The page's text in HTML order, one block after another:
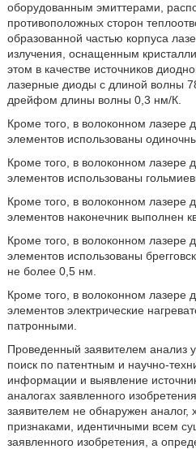
оборудованным эмиттерами,
противоположных сторон
образованной частью корпуса
излучения, оснащенным
этом в качестве источников
лазерные диоды с длиной волны
дрейфом длины волны 0,3 нм/К.
Кроме того, в волоконном лазере
элементов использованы
Кроме того, в волоконном лазере
элементов использованы
Кроме того, в волоконном лазере
элементов наконечник выполнен
Кроме того, в волоконном лазере
элементов использованы
не более 0,5 нм.
Кроме того, в волоконном лазере
элементов электрические
патронными.
Проведенный заявителем анализ
поиск по патентным и научно-
информации и выявление
аналогах заявленного
заявителем не обнаружен аналог,
признаками, идентичными всем
заявленного изобретения, а